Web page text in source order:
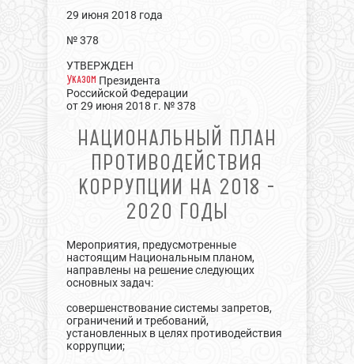
29 июня 2018 года
№ 378
УТВЕРЖДЕН
Указом Президента
Российской Федерации
от 29 июня 2018 г. № 378
НАЦИОНАЛЬНЫЙ ПЛАН
ПРОТИВОДЕЙСТВИЯ
КОРРУПЦИИ НА 2018 -
2020 ГОДЫ
Мероприятия, предусмотренные
настоящим Национальным планом,
направлены на решение следующих
основных задач:
совершенствование системы запретов,
ограничений и требований,
установленных в целях противодействия
коррупции;